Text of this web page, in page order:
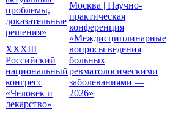
проблемы,
доказательные
решения»
XXXIII
Российский
национальный
конгресс
«Человек и
лекарство»
Москва | Научно-
практическая
конференция
«Междисциплинарные
вопросы ведения
больных
ревматологическими
заболеваниями —
2026»